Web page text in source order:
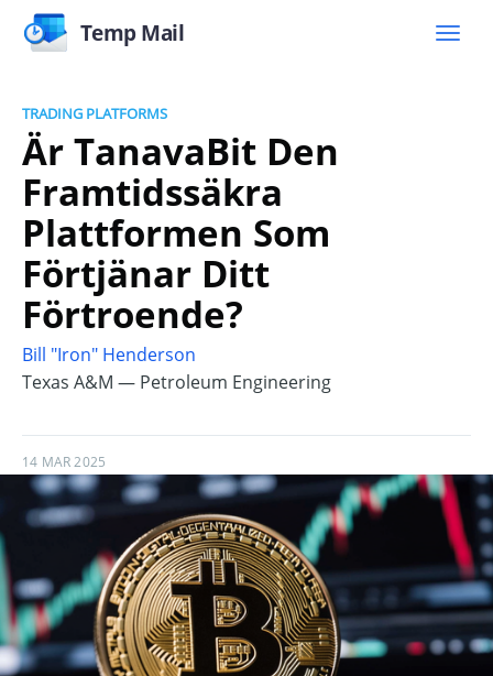
Temp Mail
TRADING PLATFORMS
Är TanavaBit Den
Framtidssäkra
Plattformen Som
Förtjänar Ditt
Förtroende?
Bill "Iron" Henderson
Texas A&M — Petroleum Engineering
14 MAR 2025